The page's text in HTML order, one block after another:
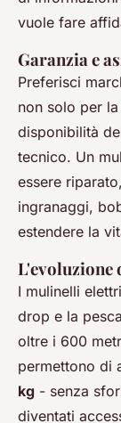
vuole fare
Garanzia e
Preferisci
non solo per
disponibilità
tecnico. Un
essere
ingranaggi,
estendere la
L'evoluzione
I mulinelli
drop e la
oltre i 600
permettono di
kg - senza
diventati